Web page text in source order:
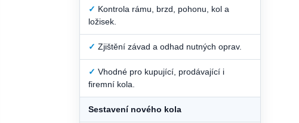
✓ Kontrola rámu, brzd, pohonu, kol a
ložisek.
✓ Zjištění závad a odhad nutných oprav.
✓ Vhodné pro kupující, prodávající i
firemní kola.
Sestavení nového kola